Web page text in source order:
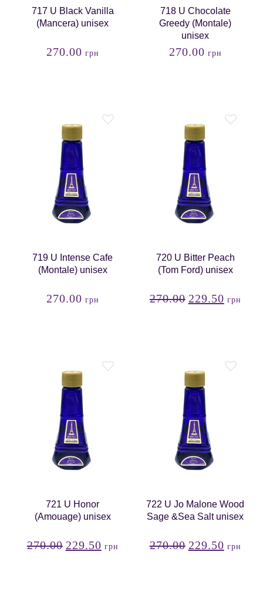
717 U Black Vanilla
(Mancera) unisex
270.00 грн
718 U Chocolate
Greedy (Montale)
unisex
270.00 грн
719 U Intense Cafe
(Montale) unisex
270.00 грн
720 U Bitter Peach
(Tom Ford) unisex
270.00 229.50 грн
721 U Honor
(Amouage) unisex
270.00 229.50 грн
722 U Jo Malone Wood
Sage &Sea Salt unisex
270.00 229.50 грн